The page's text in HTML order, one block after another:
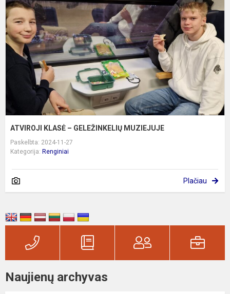
ATVIROJI KLASĖ – GELEŽINKELIŲ MUZIEJUJE
Paskelbta: 2024-11-27
Kategorija: Renginiai
Plačiau
Naujienų archyvas